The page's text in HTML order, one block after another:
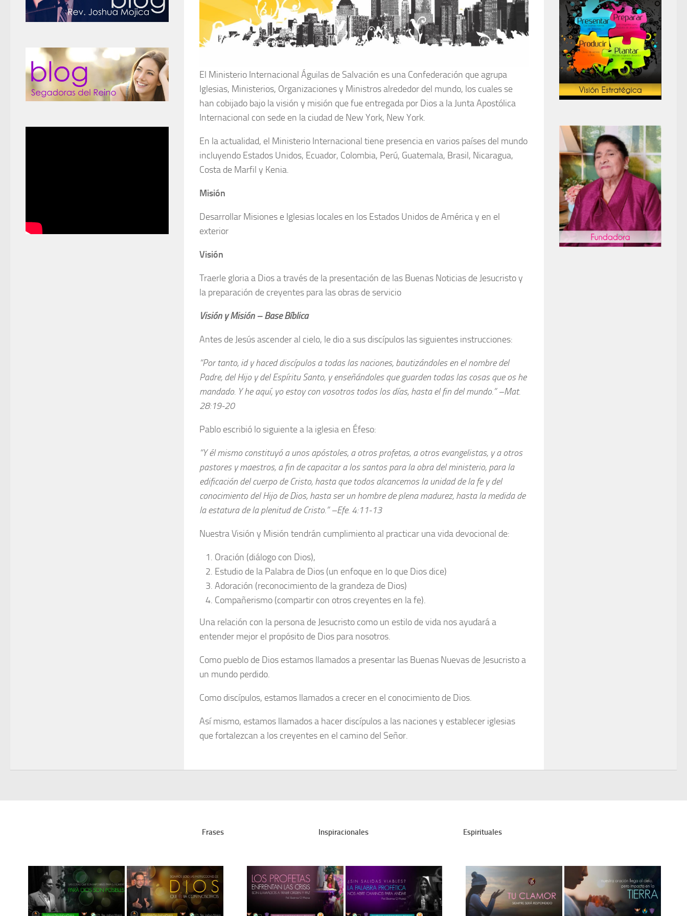
El Ministerio Internacional Águilas de Salvación es una Confederación que agrupa
Iglesias, Ministerios, Organizaciones y Ministros alrededor del mundo, los cuales se
han cobijado bajo la visión y misión que fue entregada por Dios a la Junta Apostólica
Internacional con sede en la ciudad de New York, New York.
En la actualidad, el Ministerio Internacional tiene presencia en varios países del mundo
incluyendo Estados Unidos, Ecuador, Colombia, Perú, Guatemala, Brasil, Nicaragua,
Costa de Marfil y Kenia.
Misión
Desarrollar Misiones e Iglesias locales en los Estados Unidos de América y en el
exterior
Visión
Traerle gloria a Dios a través de la presentación de las Buenas Noticias de Jesucristo y
la preparación de creyentes para las obras de servicio
Visión y Misión – Base Bíblica
Antes de Jesús ascender al cielo, le dio a sus discípulos las siguientes instrucciones:
“Por tanto, id y haced discípulos a todas las naciones, bautizándoles en el nombre del
Padre, del Hijo y del Espíritu Santo, y enseñándoles que guarden todas las cosas que os he
mandado. Y he aquí, yo estoy con vosotros todos los días, hasta el fin del mundo.” –Mat.
28:19-20
Pablo escribió lo siguiente a la iglesia en Éfeso:
“Y él mismo constituyó a unos apóstoles, a otros profetas, a otros evangelistas, y a otros
pastores y maestros, a fin de capacitar a los santos para la obra del ministerio, para la
edificación del cuerpo de Cristo, hasta que todos alcancemos la unidad de la fe y del
conocimiento del Hijo de Dios, hasta ser un hombre de plena madurez, hasta la medida de
la estatura de la plenitud de Cristo.” –Efe. 4:11-13
Nuestra Visión y Misión tendrán cumplimiento al practicar una vida devocional de:
Oración (diálogo con Dios),
Estudio de la Palabra de Dios (un enfoque en lo que Dios dice)
Adoración (reconocimiento de la grandeza de Dios)
Compañerismo (compartir con otros creyentes en la fe).
Una relación con la persona de Jesucristo como un estilo de vida nos ayudará a
entender mejor el propósito de Dios para nosotros.
Como pueblo de Dios estamos llamados a presentar las Buenas Nuevas de Jesucristo a
un mundo perdido.
Como discípulos, estamos llamados a crecer en el conocimiento de Dios.
Así mismo, estamos llamados a hacer discípulos a las naciones y establecer iglesias
que fortalezcan a los creyentes en el camino del Señor.
Frases Inspiracionales Espirituales